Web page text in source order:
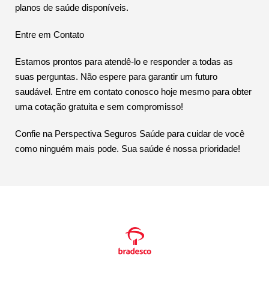
planos de saúde disponíveis.
Entre em Contato
Estamos prontos para atendê-lo e responder a todas as
suas perguntas. Não espere para garantir um futuro
saudável. Entre em contato conosco hoje mesmo para obter
uma cotação gratuita e sem compromisso!
Confie na Perspectiva Seguros Saúde para cuidar de você
como ninguém mais pode. Sua saúde é nossa prioridade!